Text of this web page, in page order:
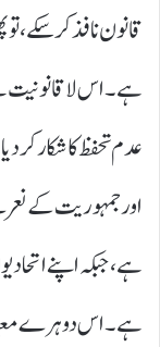
قانون نافذ کر سکے،
ہے۔ اس لاقانونیت
عدم تحفظ کا شکار
اور جمہوریت کے
ہے، جبکہ اپنے
ہے۔ اس دوہرے